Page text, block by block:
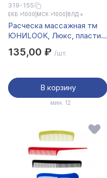
319-155
ЕКБ >1000 МСК >1000 ВЛД ×
Расческа массажная тм
ЮНИLOOK, Люкс, пластик,
135,00 ₽ /шт.
В корзину
мин. 12